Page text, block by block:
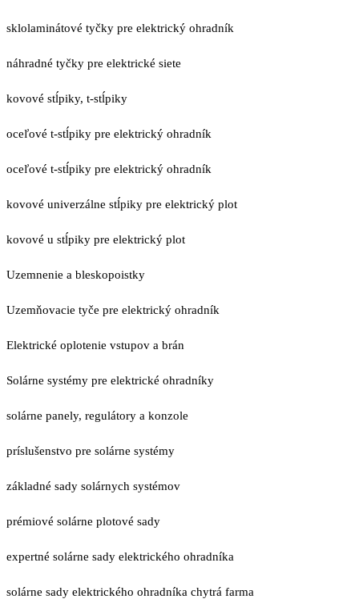
sklolaminátové tyčky pre elektrický ohradník
náhradné tyčky pre elektrické siete
kovové stĺpiky, t-stĺpiky
oceľové t-stĺpiky pre elektrický ohradník
oceľové t-stĺpiky pre elektrický ohradník
kovové univerzálne stĺpiky pre elektrický plot
kovové u stĺpiky pre elektrický plot
Uzemnenie a bleskopoistky
Uzemňovacie tyče pre elektrický ohradník
Elektrické oplotenie vstupov a brán
Solárne systémy pre elektrické ohradníky
solárne panely, regulátory a konzole
príslušenstvo pre solárne systémy
základné sady solárnych systémov
prémiové solárne plotové sady
expertné solárne sady elektrického ohradníka
solárne sady elektrického ohradníka chytrá farma